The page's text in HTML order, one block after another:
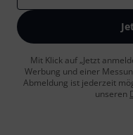
Mit Klick auf „Jetzt
Werbung und einer
Abmeldung ist jederzeit
unseren